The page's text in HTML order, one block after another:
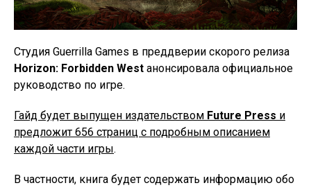
Студия Guerrilla Games в преддверии скорого релиза
Horizon: Forbidden West анонсировала официальное
руководство по игре.
Гайд будет выпущен издательством Future Press и
предложит 656 страниц с подробным описанием
каждой части игры.
В частности, книга будет содержать информацию обо